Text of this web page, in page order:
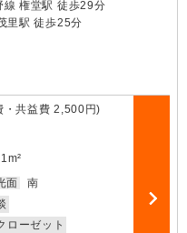
線 権堂駅 徒歩29分
里駅 徒歩25分
・共益費2,500円)
面
南
ローゼット